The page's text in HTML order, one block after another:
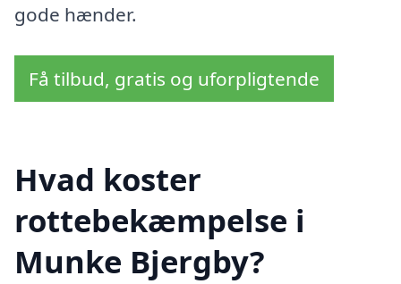
gode hænder.
Få tilbud, gratis og uforpligtende
Hvad koster
rottebekæmpelse i
Munke Bjergby?